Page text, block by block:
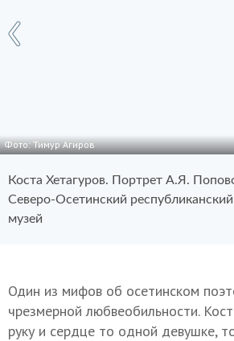
Фото: Тимур Агиров
Коста Хетагуров. Портрет А.Я.
Северо-Осетинский
музей
Один из мифов об осетинском
чрезмерной любвеобильности.
руку и сердце то одной девушке,